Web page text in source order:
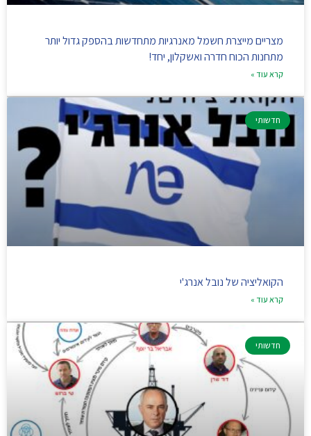
מצריים מייצרת חשמל מאנרגיות מתחדשות בהספק גדול יותר
מתחנות הכוח חדרה ואשקלון, יחד!
קרא עוד »
חדשותי
הקואליציה של נובל אנרג'י
קרא עוד »
חדשותי